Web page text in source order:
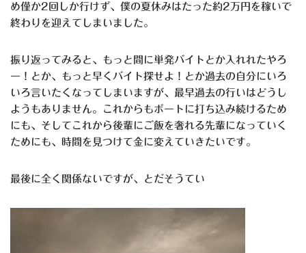
め僅か2回しか行けず、僕の夏休みはたった約2万円を稼いで
終わりを迎えてしまいました。
振り返ってみると、もっと間に単発バイトとか入れれたやろ
ー！とか、もっと早くバイト探せよ！とか過去の自分にいろ
いろ言いたくなってしまいますが、最早過去の行いはどうし
ようもありません。これからもボートに打ち込み続けるため
にも、そしてこれから後輩にご飯を奢れる先輩になっていく
ためにも、時間を見つけて金に変えていきたいです。
最後に全く関係ないですが、とだそうてい